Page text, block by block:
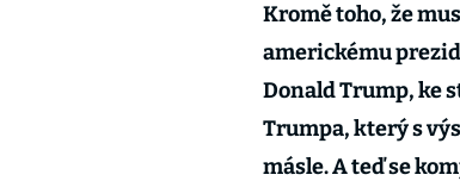
Kromě toho, že
americkému
Donald Trump, ke
Trumpa, který s
másle. A teď se